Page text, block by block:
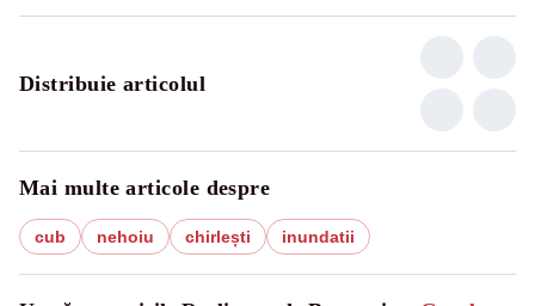
Distribuie articolul
Mai multe articole despre
cub nehoiu chirlești inundatii